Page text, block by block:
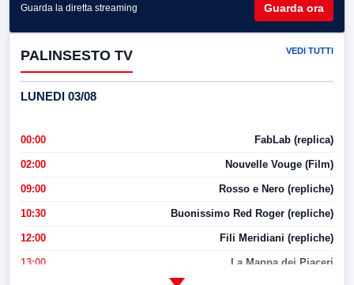
Guarda la diretta streaming Guarda ora
PALINSESTO TV VEDI TUTTI
LUNEDI 03/08
00:00 FabLab (replica)
02:00 Nouvelle Vouge (Film)
09:00 Rosso e Nero (repliche)
10:30 Buonissimo Red Roger (repliche)
12:00 Fili Meridiani (repliche)
13:00 La Mappa dei Piaceri